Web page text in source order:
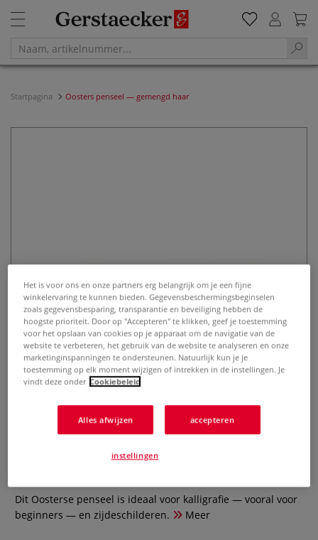
Startpagina Oosters penseel — gemengd haar
Dit Oosterse penseel is ideaal voor kalligrafie — vooral voor
beginners — en zijdeschilderen.
Meer
Het is voor ons en onze partners erg belangrijk om je een fijne
winkelervaring te kunnen bieden. Gegevensbeschermingsbeginselen
zoals gegevensbesparing, transparantie en beveiliging hebben de
hoogste prioriteit. Door op "Accepteren" te klikken, geef je toestemming
voor het opslaan van cookies op je apparaat om de navigatie van de
website te verbeteren, het gebruik van de website te analyseren en onze
marketinginspanningen te ondersteunen. Natuurlijk kun je je
toestemming op elk moment wijzigen of intrekken in de instellingen. Je
vindt deze onder Cookiebeleid
Alles afwijzen accepteren
instellingen